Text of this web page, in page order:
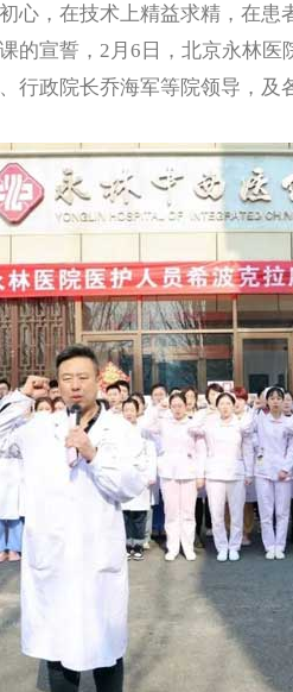
心，在技术上精益求精，在
的宣誓，2月6日，北京永林
行政院长乔海军等院领导，及